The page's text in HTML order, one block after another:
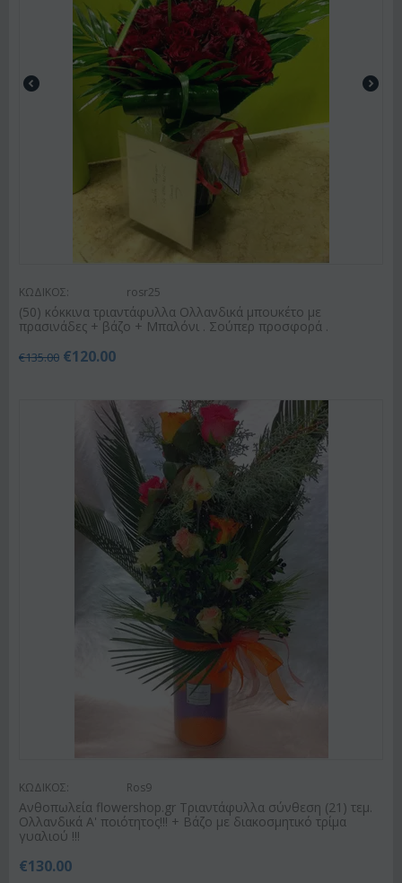
ΚΩΔΙΚΟΣ: rosr25
(50) κόκκινα τριαντάφυλλα Ολλανδικά μπουκέτο με
πρασινάδες + βάζο + Μπαλόνι . Σούπερ προσφορά .
€135.00 €120.00
ΚΩΔΙΚΟΣ: Ros9
Ανθοπωλεία flowershop.gr Τριαντάφυλλα σύνθεση (21) τεμ.
Ολλανδικά Α' ποιότητος!!! + Βάζο με διακοσμητικό τρίμα
γυαλιού !!!
€130.00